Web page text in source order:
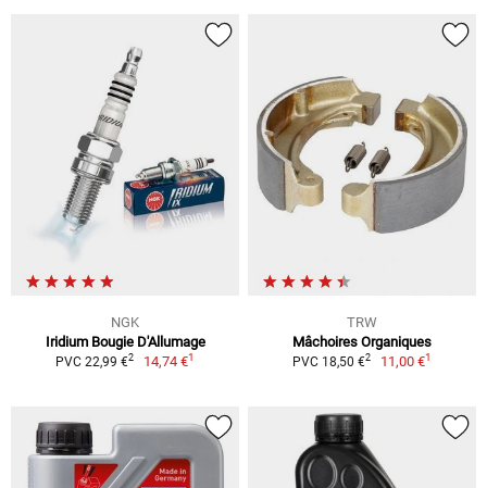
NGK
Iridium Bougie D'Allumage
PVC 22,99 €2 14,74 €1
TRW
Mâchoires Organiques
PVC 18,50 €2 11,00 €1